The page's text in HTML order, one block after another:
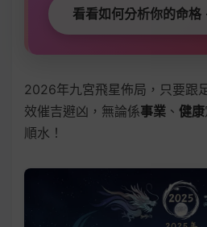
看看如何分析你的命格
2026年九宮飛星佈局，只要跟
效催吉避凶，無論係事業 、 健康
順水！